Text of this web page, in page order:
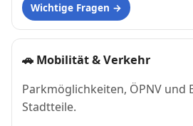
Wichtige Fragen
🚗 Mobilität & Verkehr
Parkmöglichkeiten, ÖPNV und
Stadtteile.